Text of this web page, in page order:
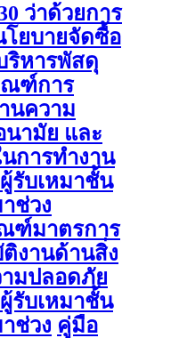
ว่าด้วยการ
โยบายจัดซื้อ
ริหารพัสดุ
ณฑ์การ
นความ
ามัย และ
การทำงาน
รับเหมาชั้น
ช่วง
ฑ์มาตรการ
งานด้านสิ่ง
มปลอดภัย
รับเหมาชั้น
ช่วง คู่มือ